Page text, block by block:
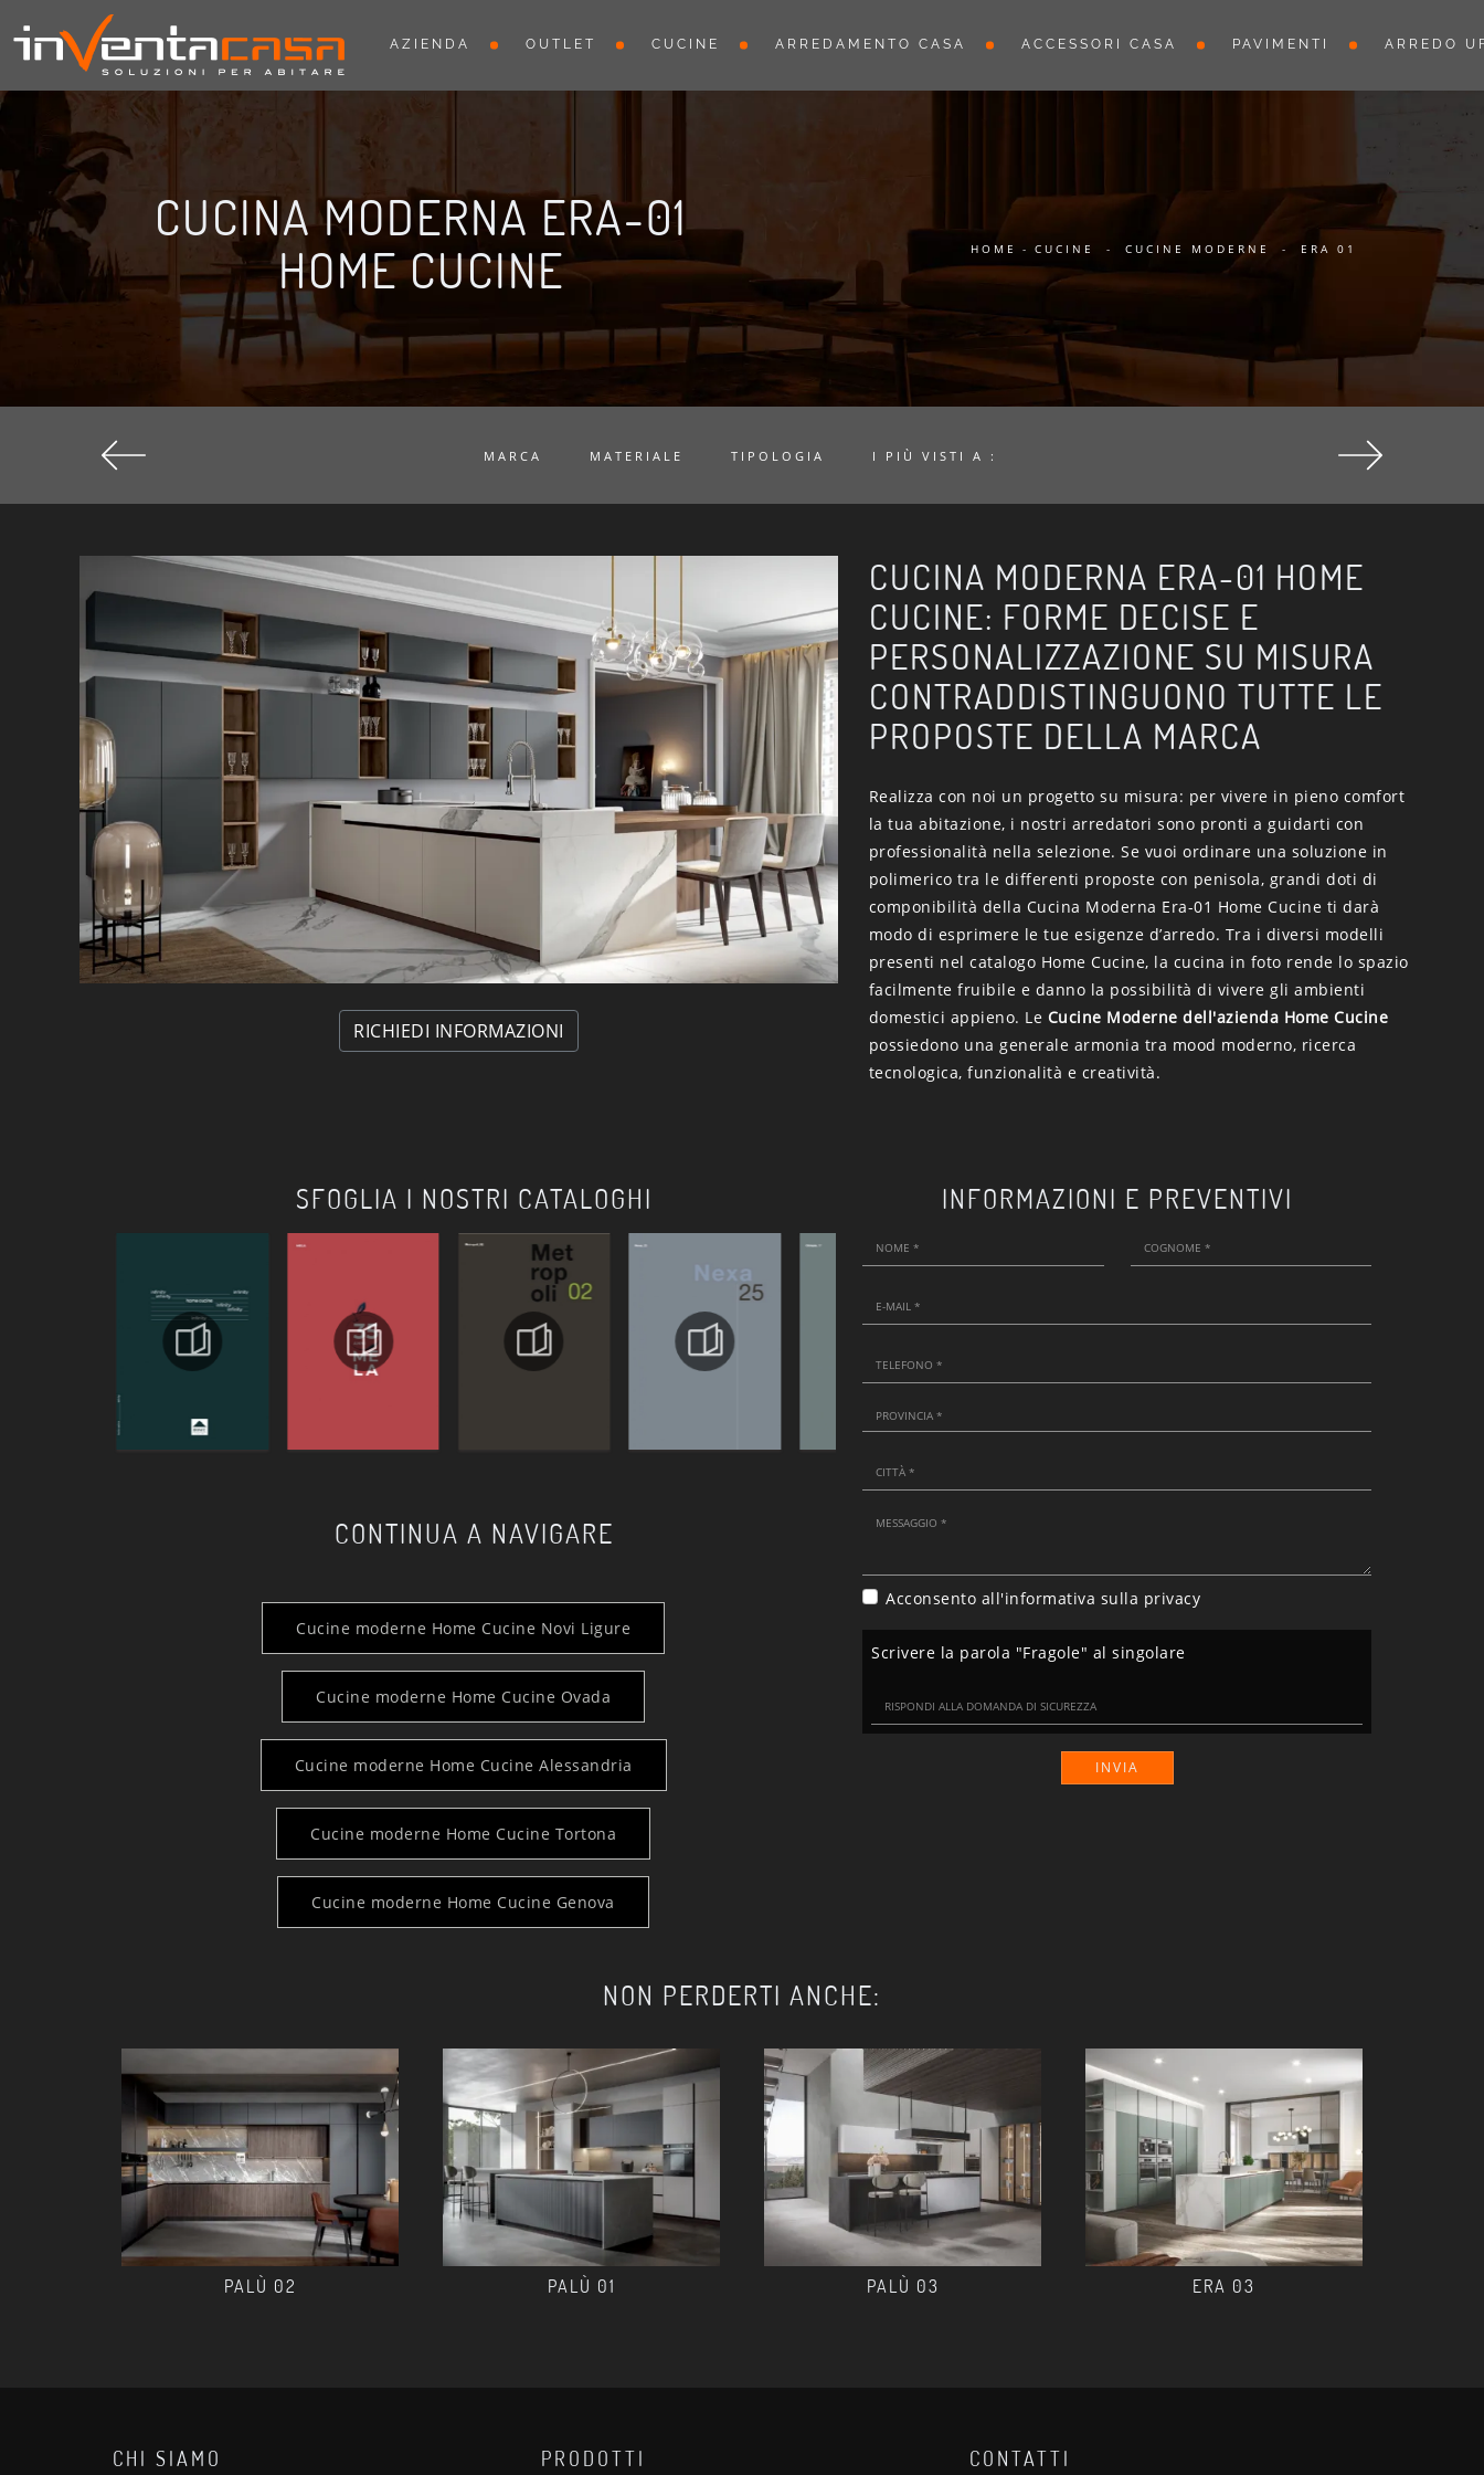
AZIENDA OUTLET CUCINE ARREDAMENTO CASA ACCESSORI CASA PAVIMENTI ARREDO
CUCINA MODERNA ERA-01
HOME CUCINE
HOME - CUCINE - CUCINE MODERNE - ERA 01
MARCA MATERIALE TIPOLOGIA I PIÙ VISTI A :
RICHIEDI INFORMAZIONI
CUCINA MODERNA ERA-01 HOME
CUCINE: FORME DECISE E
PERSONALIZZAZIONE SU MISURA
CONTRADDISTINGUONO TUTTE LE
PROPOSTE DELLA MARCA
Realizza con noi un progetto su misura: per vivere in pieno comfort
la tua abitazione, i nostri arredatori sono pronti a guidarti con
professionalità nella selezione. Se vuoi ordinare una soluzione in
polimerico tra le differenti proposte con penisola, grandi doti di
componibilità della Cucina Moderna Era-01 Home Cucine ti darà
modo di esprimere le tue esigenze d’arredo. Tra i diversi modelli
presenti nel catalogo Home Cucine, la cucina in foto rende lo spazio
facilmente fruibile e danno la possibilità di vivere gli ambienti
domestici appieno. Le Cucine Moderne dell'azienda Home Cucine
possiedono una generale armonia tra mood moderno, ricerca
tecnologica, funzionalità e creatività.
SFOGLIA I NOSTRI CATALOGHI
CONTINUA A NAVIGARE
Cucine moderne Home Cucine Novi Ligure
Cucine moderne Home Cucine Ovada
Cucine moderne Home Cucine Alessandria
Cucine moderne Home Cucine Tortona
Cucine moderne Home Cucine Genova
INFORMAZIONI E PREVENTIVI
Acconsento all'informativa sulla privacy
Scrivere la parola "Fragole" al singolare
INVIA
NON PERDERTI ANCHE:
PALÙ 02 PALÙ 01 PALÙ 03 ERA 03
CHI SIAMO PRODOTTI CONTATTI